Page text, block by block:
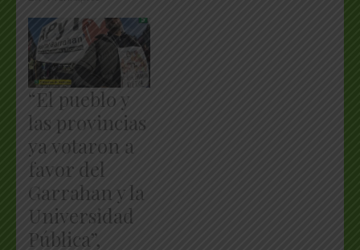
“El pueblo y
las provincias
ya votaron a
favor del
Garrahan y la
Universidad
Pública”,